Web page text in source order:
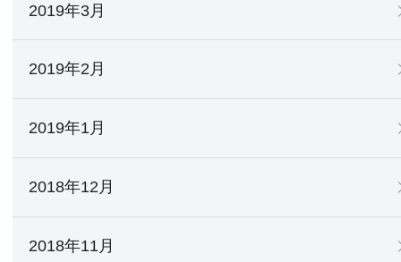
2019年3月
2019年2月
2019年1月
2018年12月
2018年11月